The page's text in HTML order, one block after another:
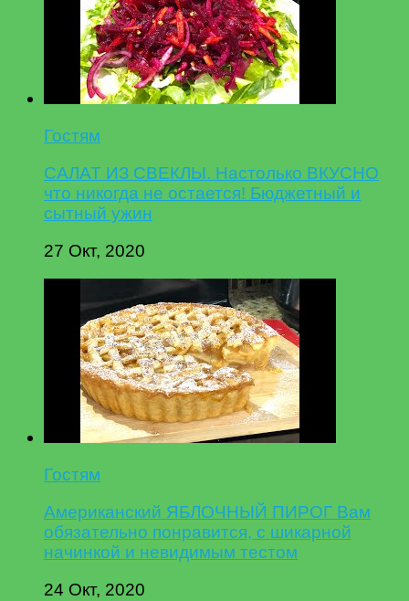
Гостям
САЛАТ ИЗ СВЕКЛЫ. Настолько ВКУСНО
что никогда не остается! Бюджетный и
сытный ужин
27 Окт, 2020
Гостям
Американский ЯБЛОЧНЫЙ ПИРОГ Вам
обязательно понравится, с шикарной
начинкой и невидимым тестом
24 Окт, 2020